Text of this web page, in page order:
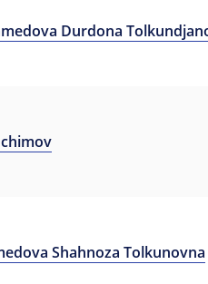
Durdona
Shahnoza Tolkunovna